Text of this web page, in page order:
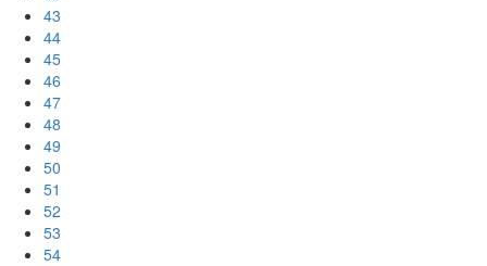
43
44
45
46
47
48
49
50
51
52
53
54